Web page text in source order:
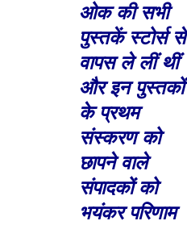
ओक की सभी
पुस्तकें स्टोर्स से
वापस ले लीं थीं
और इन पुस्तकों
के प्रथम
संस्करण को
छापने वाले
संपादकों को
भयंकर परिणाम